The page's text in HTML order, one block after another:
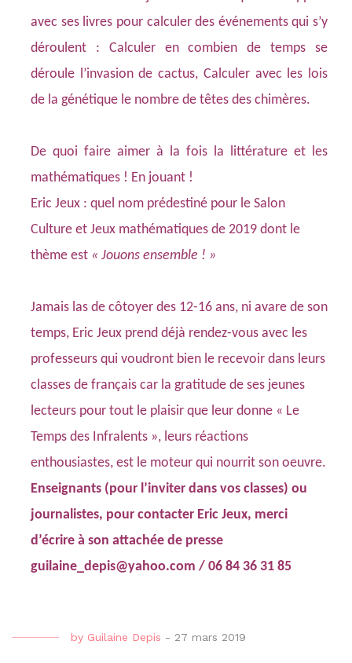
avec ses livres pour calculer des événements qui s’y
déroulent : Calculer en combien de temps se
déroule l’invasion de cactus, Calculer avec les lois
de la génétique le nombre de têtes des chimères.
De quoi faire aimer à la fois la littérature et les
mathématiques ! En jouant !
Eric Jeux : quel nom prédestiné pour le Salon
Culture et Jeux mathématiques de 2019 dont le
thème est « Jouons ensemble ! »
Jamais las de côtoyer des 12-16 ans, ni avare de son
temps, Eric Jeux prend déjà rendez-vous avec les
professeurs qui voudront bien le recevoir dans leurs
classes de français car la gratitude de ses jeunes
lecteurs pour tout le plaisir que leur donne « Le
Temps des Infralents », leurs réactions
enthousiastes, est le moteur qui nourrit son oeuvre.
Enseignants (pour l’inviter dans vos classes) ou
journalistes, pour contacter Eric Jeux, merci
d’écrire à son attachée de presse
guilaine_depis@yahoo.com / 06 84 36 31 85
by Guilaine Depis - 27 mars 2019